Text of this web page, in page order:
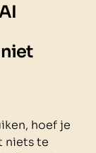
hoef je
niets te